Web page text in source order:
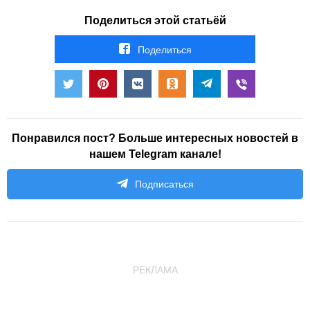
Поделиться этой статьёй
Поделиться
Понравился пост? Больше интересных новостей в
нашем Telegram канале!
Подписаться
РЕКЛАМА